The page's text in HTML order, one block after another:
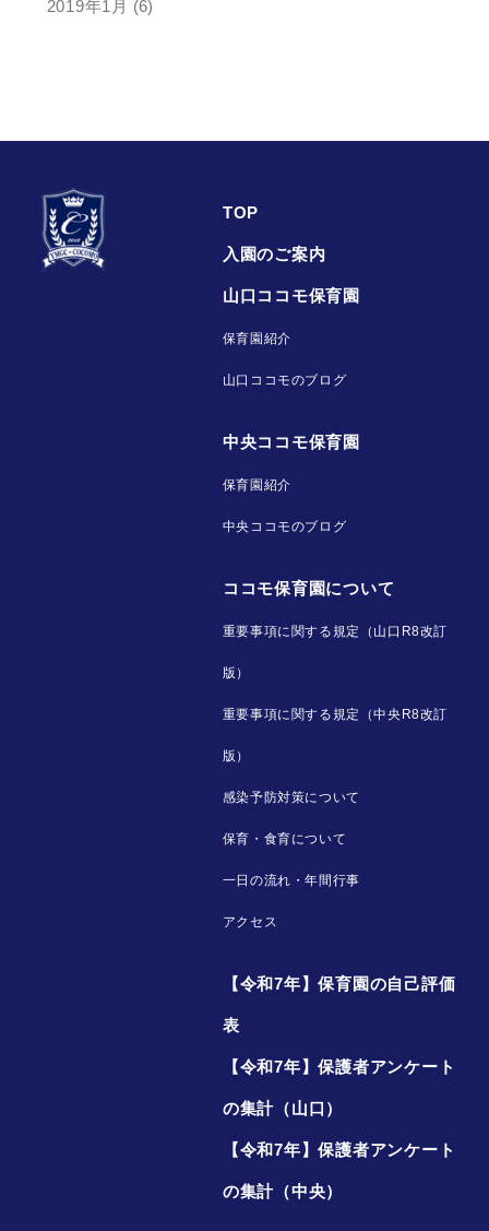
2019年1月 (6)
TOP
入園のご案内
山口ココモ保育園
保育園紹介
山口ココモのブログ
中央ココモ保育園
保育園紹介
中央ココモのブログ
ココモ保育園について
重要事項に関する規定（山口R8改訂
版）
重要事項に関する規定（中央R8改訂
版）
感染予防対策について
保育・食育について
一日の流れ・年間行事
アクセス
【令和7年】保育園の自己評価
表
【令和7年】保護者アンケート
の集計（山口）
【令和7年】保護者アンケート
の集計（中央）